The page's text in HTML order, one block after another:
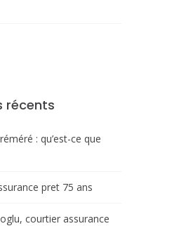
récents
: qu’est-ce que
pret 75 ans
courtier assurance